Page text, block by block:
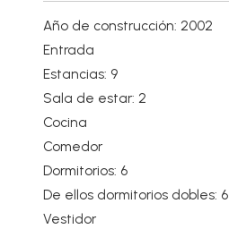
Año de construcción: 2002
Entrada
Estancias: 9
Sala de estar: 2
Cocina
Comedor
Dormitorios: 6
De ellos dormitorios dobles: 6
Vestidor